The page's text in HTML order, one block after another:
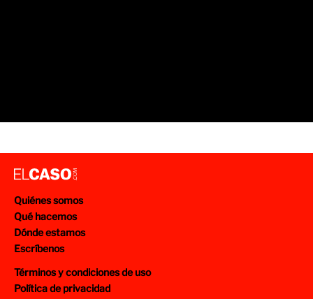
Quiénes somos
Qué hacemos
Dónde estamos
Escríbenos
Términos y condiciones de uso
Política de privacidad